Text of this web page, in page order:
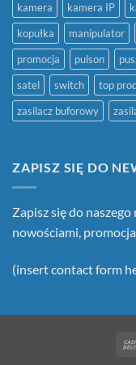
kamera
kamera IP
kopułka
manipulator
promocja
pulson
satel
switch top
zasilacz buforowy
ZAPISZ SIĘ DO
Zapisz się do
nowościami,
(insert contact form